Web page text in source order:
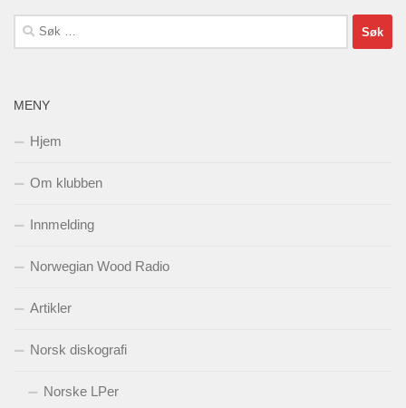
Søk
etter:
MENY
Hjem
Om klubben
Innmelding
Norwegian Wood Radio
Artikler
Norsk diskografi
Norske LPer